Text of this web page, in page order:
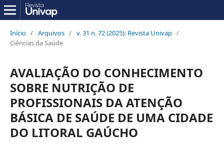
Início / Arquivos / v. 31 n. 72 (2025): Revista Univap /
Ciências da Saúde
AVALIAÇÃO DO CONHECIMENTO
SOBRE NUTRIÇÃO DE
PROFISSIONAIS DA ATENÇÃO
BÁSICA DE SAÚDE DE UMA CIDADE
DO LITORAL GAÚCHO